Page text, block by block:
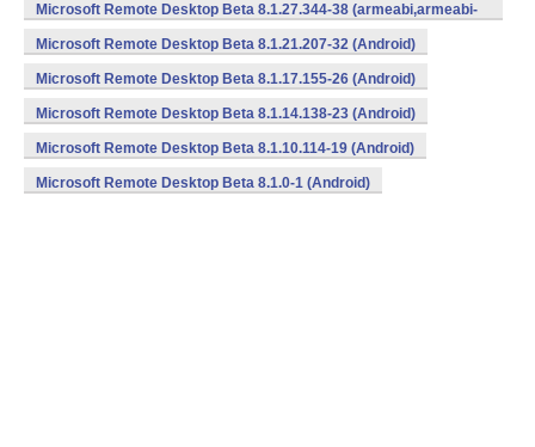
Microsoft Remote Desktop Beta 8.1.27.344-38 (armeabi,armeabi-
v7a) (Android)
Microsoft Remote Desktop Beta 8.1.21.207-32 (Android)
Microsoft Remote Desktop Beta 8.1.17.155-26 (Android)
Microsoft Remote Desktop Beta 8.1.14.138-23 (Android)
Microsoft Remote Desktop Beta 8.1.10.114-19 (Android)
Microsoft Remote Desktop Beta 8.1.0-1 (Android)